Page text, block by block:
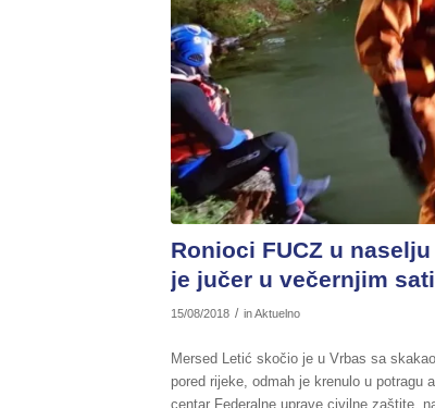
Ronioci FUCZ u
je jučer u večernjim
15/08/2018 / inAktuelno
Mersed Letić skočio je u Vrbas sa
pored rijeke, odmah je krenulo u potragu
centar Federalne uprave civilne zaštite,